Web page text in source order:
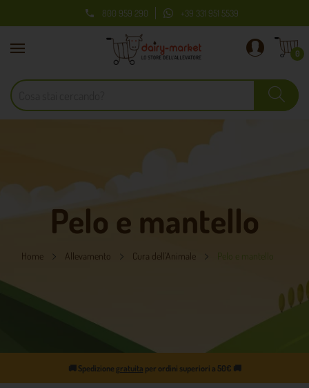
 800 959 290 +39 331 951 5539
0
Pelo e mantello
Home Allevamento Cura dell'Animale
🚚 Spedizione gratuita per ordini superiori a 50€ 🚚